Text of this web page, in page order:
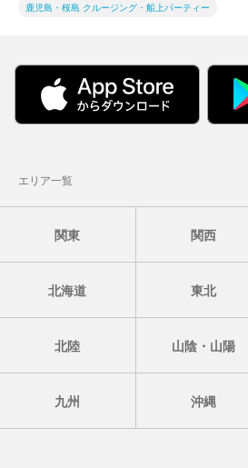
鹿児島・桜島 クルージング・船上パーティー
エリア一覧
関東 関西
北海道 東北
北陸 山陰・山陽
九州 沖縄